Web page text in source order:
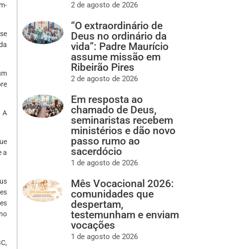
A
a
2 de agosto de 2026
“O extraordinário de
Deus no ordinário da
vida”: Padre Maurício
assume missão em
Ribeirão Pires
2 de agosto de 2026
Em resposta ao
chamado de Deus,
seminaristas recebem
ministérios e dão novo
passo rumo ao
sacerdócio
1 de agosto de 2026
Mês Vocacional 2026:
comunidades que
despertam,
testemunham e enviam
vocações
1 de agosto de 2026